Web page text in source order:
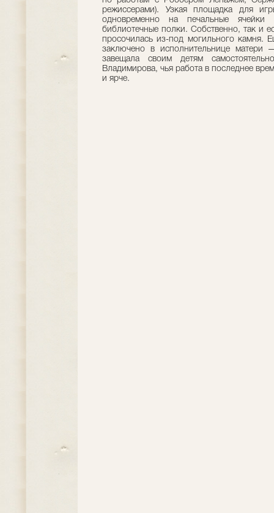
режиссерами). Узкая площадка для
одновременно на печальные ячейки
библиотечные полки. Собственно, так и
просочилась из-под могильного камня.
заключено в исполнительнице матери
завещала своим детям
Владимирова, чья работа в последнее
и ярче.